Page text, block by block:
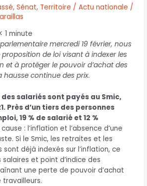
,Sénat, Territoire / Actu nationale /
< 1 minute
mercredi 19 février, nous
de loi visant à indexer les
et à protéger le pouvoir d’achat des
hausse continue des prix.
des salariés sont payés au Smic,
Près d’un tiers des personnes
19 % de salarié et 12 %
cause : l’inflation et l’absence d’une
Si le Smic, les retraites et les
déjà indexés sur l’inflation, ce
salaires et point d’indice des
une perte de pouvoir d’achat
travailleurs.